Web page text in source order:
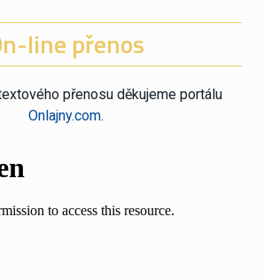
line přenos
přenosu děkujeme portálu
Onlajny.com.